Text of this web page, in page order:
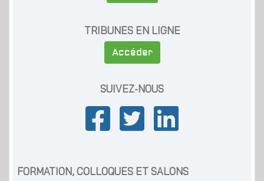
TRIBUNES EN LIGNE
Accéder
SUIVEZ-NOUS
FORMATION, COLLOQUES ET SALONS